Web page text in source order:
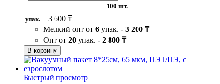
100 шт.
упак.
3 600 ₸
Мелкий опт от 6 упак. - 3 200 ₸
Опт от 20 упак. - 2 800 ₸
В корзину
Быстрый просмотр